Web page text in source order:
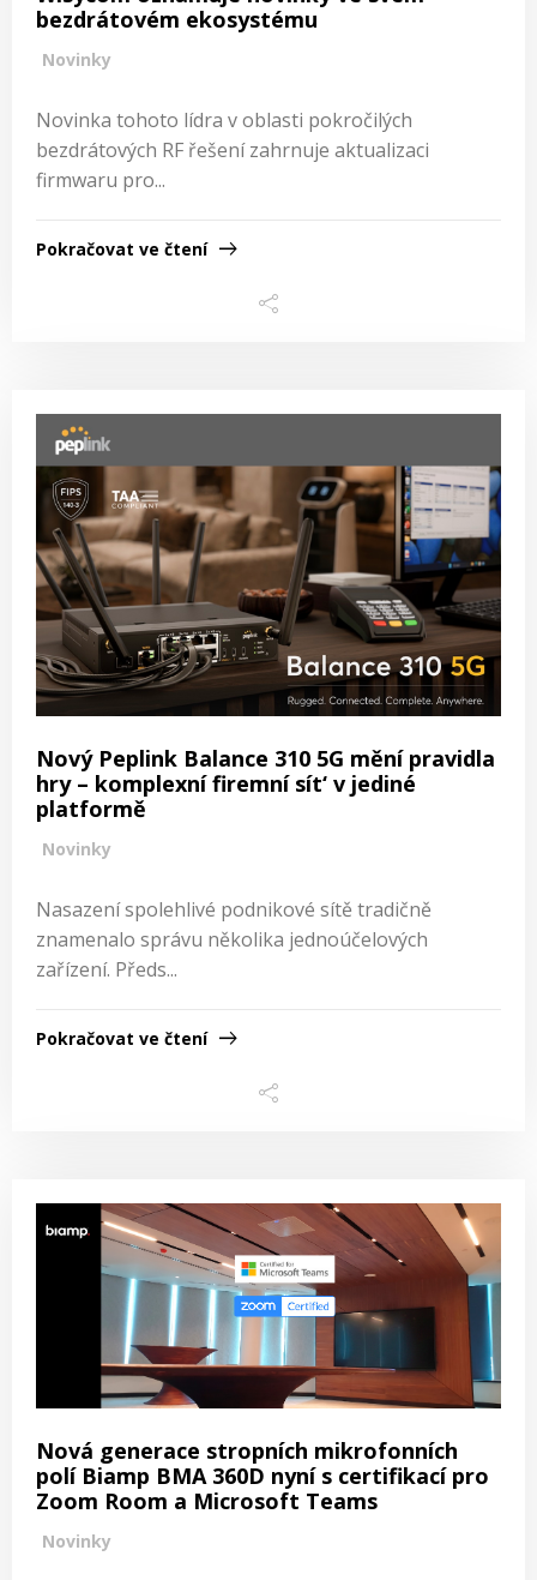
bezdrátovém ekosystému
Novinky
Novinka tohoto lídra v oblasti pokročilých
bezdrátových RF řešení zahrnuje aktualizaci
firmwaru pro...
Pokračovat ve čtení
Nový Peplink Balance 310 5G mění pravidla
hry – komplexní firemní sít‘ v jediné
platformě
Novinky
Nasazení spolehlivé podnikové sítě tradičně
znamenalo správu několika jednoúčelových
zařízení. Předs...
Pokračovat ve čtení
Nová generace stropních mikrofonních
polí Biamp BMA 360D nyní s certifikací pro
Zoom Room a Microsoft Teams
Novinky